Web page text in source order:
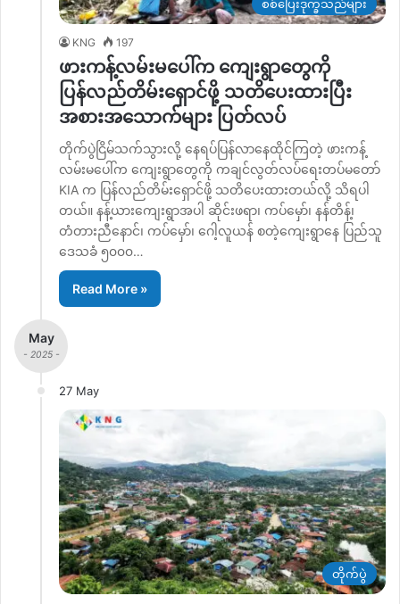
စစ်ပြေးဒုက္ခသည်များ
KNG 197
ဖားကန့်လမ်းမပေါ်က ကျေးရွာတွေကို
ပြန်လည်တိမ်းရှောင်ဖို့ သတိပေးထားပြီး
အစားအသောက်များ ပြတ်လပ်
တိုက်ပွဲငြိမ်သက်သွားလို့ နေရပ်ပြန်လာနေထိုင်ကြတဲ့ ဖားကန့်
လမ်းမပေါ်က ကျေးရွာတွေကို ကချင်လွတ်လပ်ရေးတပ်မတော်
KIA က ပြန်လည်တိမ်းရှောင်ဖို့ သတိပေးထားတယ်လို့ သိရပါ
တယ်။ နန့်ယားကျေးရွာအပါ ဆိုင်းဖရာ၊ ကပ်မှော်၊ နန်တိန့်၊
တံတားညီနောင်၊ ကပ်မှော်၊ ဂေါ့လူယန် စတဲ့ကျေးရွာနေ ပြည်သူ
ဒေသခံ ၅၀၀၀…
Read More »
May
- 2025 -
27 May
တိုက်ပွဲ